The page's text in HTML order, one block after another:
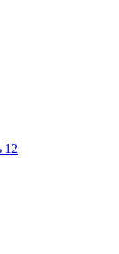
12